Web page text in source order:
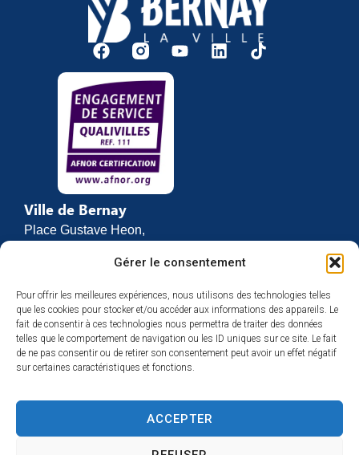
Gérer le consentement
Pour offrir les meilleures expériences, nous utilisons des technologies telles
que les cookies pour stocker et/ou accéder aux informations des appareils. Le
fait de consentir à ces technologies nous permettra de traiter des données
telles que le comportement de navigation ou les ID uniques sur ce site. Le fait
de ne pas consentir ou de retirer son consentement peut avoir un effet négatif
sur certaines caractéristiques et fonctions.
ACCEPTER
Ville de Bernay
Place Gustave Heon,
27307 BERNAY
02 32 46 63 00
Contact
Horaires d’ouverture
Du lundi au vendredi :
et de 13h30 à 17h